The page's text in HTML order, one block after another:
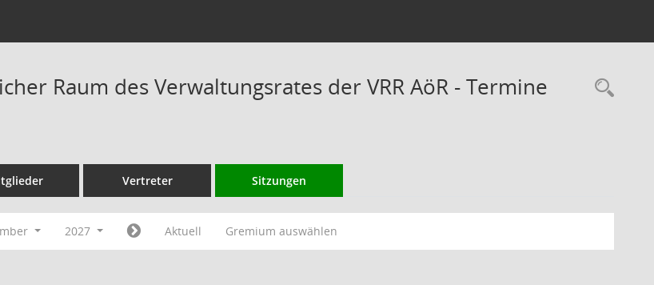
Raum des Verwaltungsrates der VRR AöR - Termine
Vertreter Sitzungen
2027 Aktuell Gremium auswählen